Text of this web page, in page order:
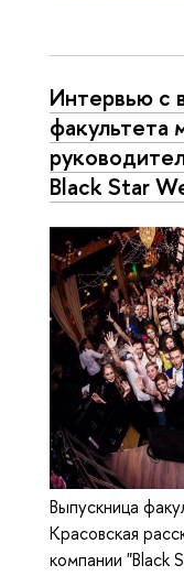
Интервью с
Black Star
Выпускница
Красовская
компании "Black